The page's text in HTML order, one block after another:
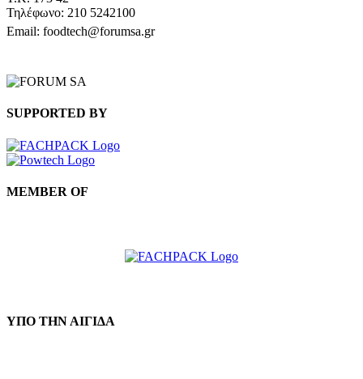
Τηλέφωνο: 210 5242100
Email: foodtech@forumsa.gr
SUPPORTED BY
MEMBER OF
ΥΠΟ ΤΗΝ ΑΙΓΙΔΑ